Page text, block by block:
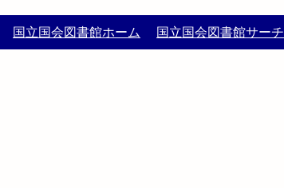
国立国会図書館ホーム 国立国会図書館サーチ